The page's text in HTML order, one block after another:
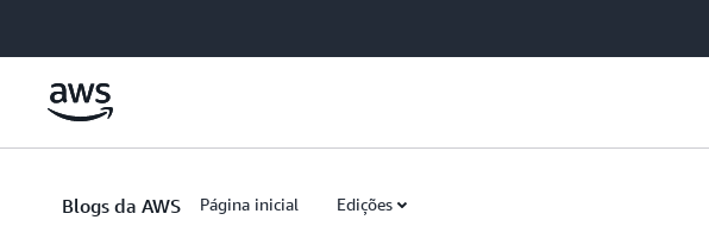
Blogs da AWS Página inicial Edições